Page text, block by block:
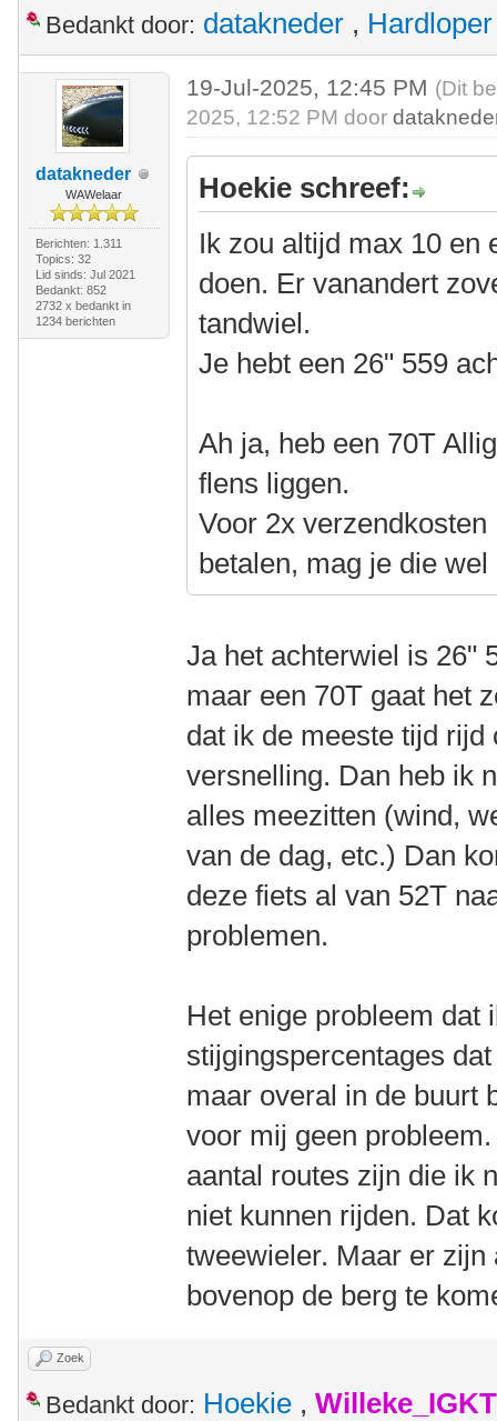
Bedankt door: datakneder , Hardloper
datakneder
WAWelaar
Berichten: 1.311
Topics: 32
Lid sinds: Jul 2021
Bedankt: 852
2732 x bedankt in
1234 berichten
19-Jul-2025, 12:45 PM (Dit
2025, 12:52 PM door
Hoekie schreef:
Ik zou altijd max 10 en
doen. Er vanandert
tandwiel.
Je hebt een 26" 559
Ah ja, heb een 70T
flens liggen.
Voor 2x
betalen, mag je die
Ja het achterwiel is 26"
maar een 70T gaat het
dat ik de meeste tijd
versnelling. Dan heb ik
alles meezitten (wind,
van de dag, etc.) Dan
deze fiets al van 52T
problemen.
Het enige probleem dat
stijgingspercentages
maar overal in de buurt
voor mij geen
aantal routes zijn die ik
niet kunnen rijden. Dat
tweewieler. Maar er
bovenop de berg te
Zoek
Bedankt door: Hoekie , Willeke_IGKT